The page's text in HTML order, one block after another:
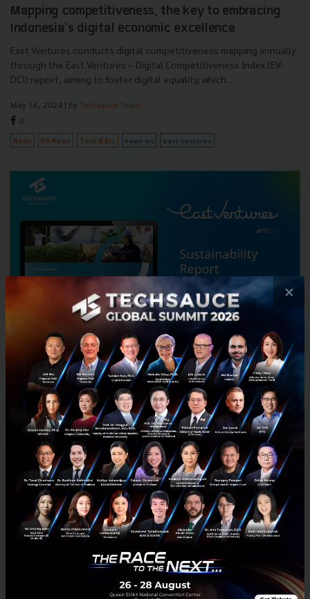
Mapping competitiveness, the key to embracing
Indonesia's digital economic excellence
East Ventures conducts digital competitiveness mapping annually
through the East Ventures – Digital Competitiveness Index (EV-
DCI) report, aiming to foster digital equality, which ...
May 16, 2024 | By Techsauce Team
0
News PR News Tech & Biz news-en east-ventures
East Ventures launches its annual Sustainability
Report 2024
East Ventures launched East Ventures Sustainability Report 2024.
This report demonstrates East Ventures’ continuous efforts and
progress in integrating Environmental, Social, and G...
April 23, 2024| ByTechsauce Team
PR News east-ventures sustainability report
×